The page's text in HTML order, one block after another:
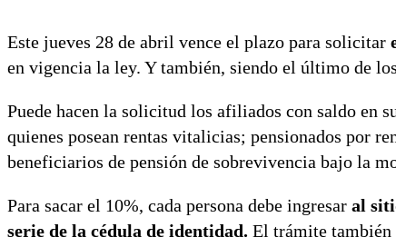
Este jueves 28 de abril vence el plazo para solicitar
en vigencia la ley. Y también, siendo el último de
Puede hacen la solicitud los afiliados con saldo en
quienes posean rentas vitalicias; pensionados por
beneficiarios de pensión de sobrevivencia bajo la
Para sacar el 10%, cada persona debe ingresar al
serie de la cédula de identidad. El trámite también